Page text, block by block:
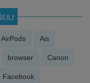
ม
AirPods Ais
browser Canon
Facebook